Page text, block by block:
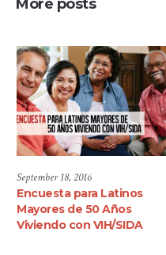
More posts
September 18, 2016
Encuesta para Latinos
Mayores de 50 Años
Viviendo con VIH/SIDA